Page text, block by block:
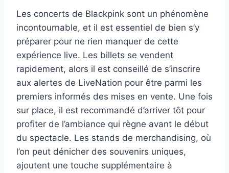
Les concerts de Blackpink sont un phénomène
incontournable, et il est essentiel de bien s’y
préparer pour ne rien manquer de cette
expérience live. Les billets se vendent
rapidement, alors il est conseillé de s’inscrire
aux alertes de LiveNation pour être parmi les
premiers informés des mises en vente. Une fois
sur place, il est recommandé d’arriver tôt pour
profiter de l’ambiance qui règne avant le début
du spectacle. Les stands de merchandising, où
l’on peut dénicher des souvenirs uniques,
ajoutent une touche supplémentaire à